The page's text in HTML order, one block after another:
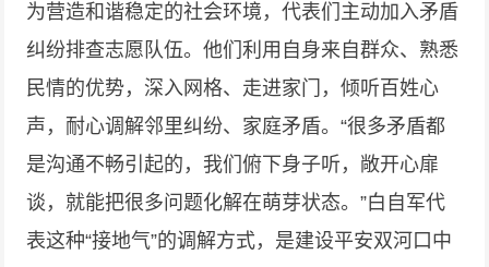
为营造和谐稳定的社会环境，代表们主动加入矛盾
纠纷排查志愿队伍。他们利用自身来自群众、熟悉
民情的优势，深入网格、走进家门，倾听百姓心
声，耐心调解邻里纠纷、家庭矛盾。“很多矛盾都
是沟通不畅引起的，我们俯下身子听，敞开心扉
谈，就能把很多问题化解在萌芽状态。”白自军代
表这种“接地气”的调解方式，是建设平安双河口中